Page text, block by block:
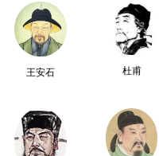
王安石 杜甫